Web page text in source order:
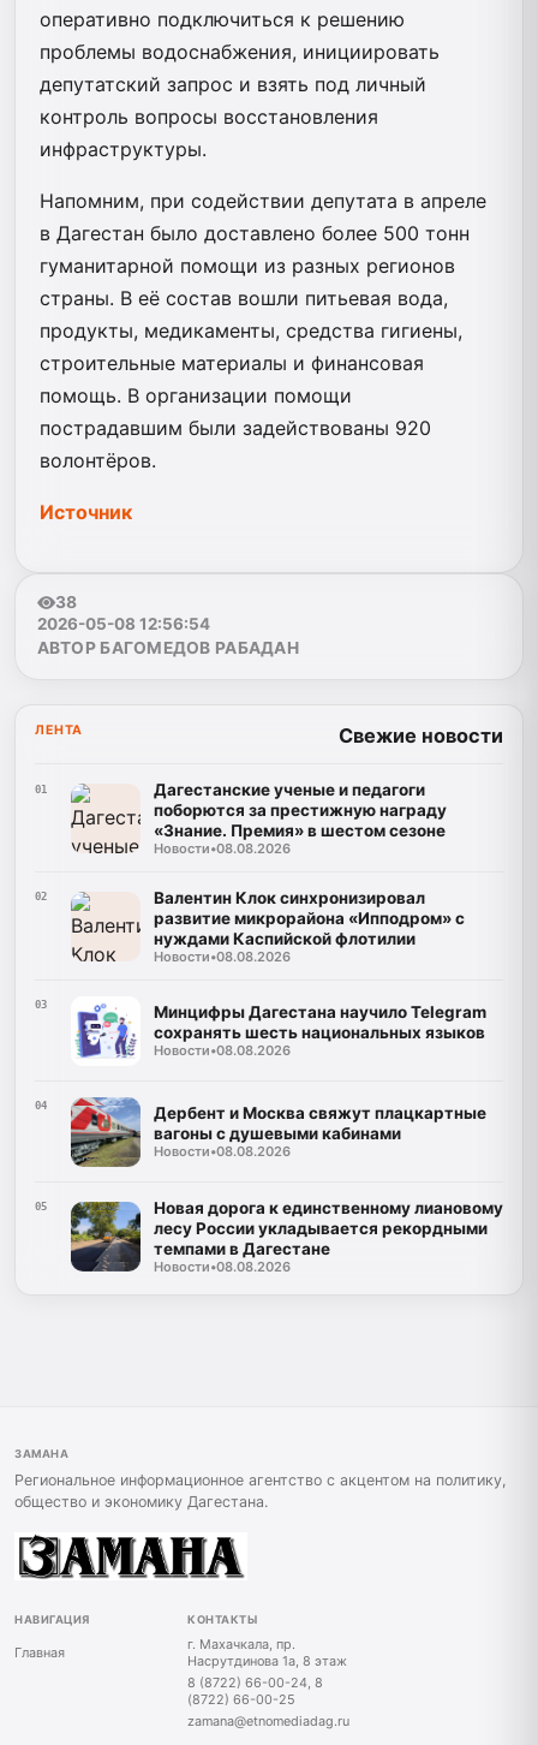
оперативно подключиться к решению
проблемы водоснабжения, инициировать
депутатский запрос и взять под личный
контроль вопросы восстановления
инфраструктуры.
Напомним, при содействии депутата в апреле
в Дагестан было доставлено более 500 тонн
гуманитарной помощи из разных регионов
страны. В её состав вошли питьевая вода,
продукты, медикаменты, средства гигиены,
строительные материалы и финансовая
помощь. В организации помощи
пострадавшим были задействованы 920
волонтёров.
Источник
38
2026-05-08 12:56:54
АВТОР БАГОМЕДОВ РАБАДАН
ЛЕНТА Свежие новости
01
Дагестанские ученые и педагоги
поборются за престижную награду
«Знание. Премия» в шестом сезоне
Новости•08.08.2026
02
Валентин Клок синхронизировал
развитие микрорайона «Ипподром» с
нуждами Каспийской флотилии
Новости•08.08.2026
03
Минцифры Дагестана научило Telegram
сохранять шесть национальных языков
Новости•08.08.2026
04
Дербент и Москва свяжут плацкартные
вагоны с душевыми кабинами
Новости•08.08.2026
05
Новая дорога к единственному лиановому
лесу России укладывается рекордными
темпами в Дагестане
Новости•08.08.2026
ЗАМАНА
Региональное информационное агентство с акцентом на политику,
общество и экономику Дагестана.
НАВИГАЦИЯ
Главная
КОНТАКТЫ
г. Махачкала, пр.
Насрутдинова 1а, 8 этаж
8 (8722) 66-00-24, 8
(8722) 66-00-25
zamana@etnomediadag.ru